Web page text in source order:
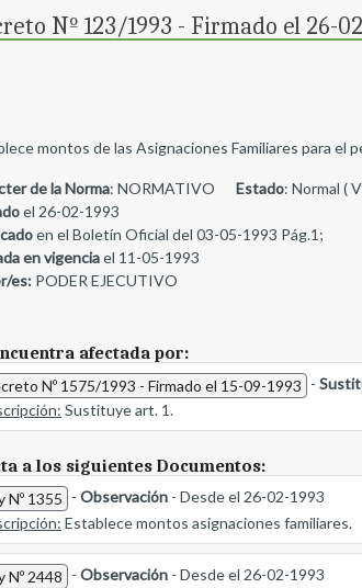
Nº 123/1993 - Firmado el 26-
montos de las Asignaciones Familiares para el
de la Norma: NORMATIVO Estado: Normal (
el 26-02-1993
en el Boletín Oficial del 03-05-1993 Pág.1;
en vigenciael 11-05-1993
es: PODER EJECUTIVO
afectada por:
Nº 1575/1993 - Firmado el 15-09-1993 -
Sustituye art. 1.
a los siguientes Documentos:
Nº 1355 - Observación - Desde el 26-02-1993
Establece montos asignaciones familiares.
Nº 2448 - Observación - Desde el 26-02-1993